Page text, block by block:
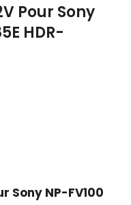
Pour Sony
HDR-
Sony NP-FV100